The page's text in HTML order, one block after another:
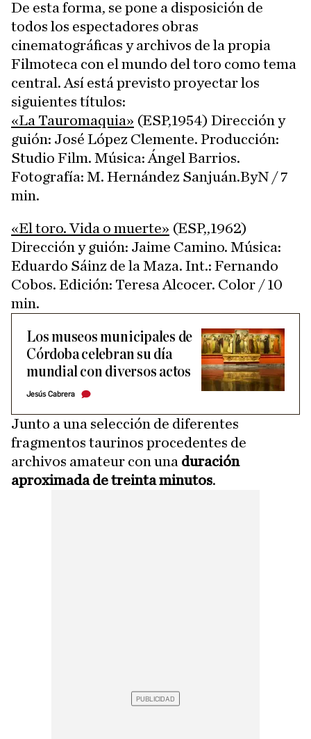
De esta forma, se pone a disposición de
todos los espectadores obras
cinematográficas y archivos de la propia
Filmoteca con el mundo del toro como tema
central. Así está previsto proyectar los
siguientes títulos:
«La Tauromaquia» (ESP,1954) Dirección y
guión: José López Clemente. Producción:
Studio Film. Música: Ángel Barrios.
Fotografía: M. Hernández Sanjuán.ByN / 7
min.
«El toro. Vida o muerte» (ESP,,1962)
Dirección y guión: Jaime Camino. Música:
Eduardo Sáinz de la Maza. Int.: Fernando
Cobos. Edición: Teresa Alcocer. Color / 10
min.
Los museos municipales de
Córdoba celebran su día
mundial con diversos actos
Jesús Cabrera
Junto a una selección de diferentes
fragmentos taurinos procedentes de
archivos amateur con una duración
aproximada de treinta minutos.